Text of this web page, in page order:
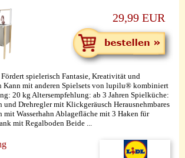
29,99 EUR
spielerisch Fantasie, Kreativität und
Kann mit anderen Spielsets von lupilu® kombiniert
20 kg Altersempfehlung: ab 3 Jahren Spielküche:
und Drehregler mit Klickgeräusch Herausnehmbares
mit Wasserhahn Ablagefläche mit 3 Haken für
mit Regalboden Beide ...